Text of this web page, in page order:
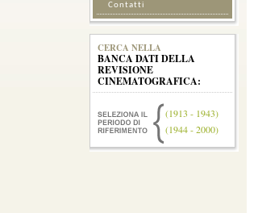
Contatti
CERCA NELLA
BANCA DATI DELLA
REVISIONE
CINEMATOGRAFICA:
(1913 - 1943)
(1944 - 2000)